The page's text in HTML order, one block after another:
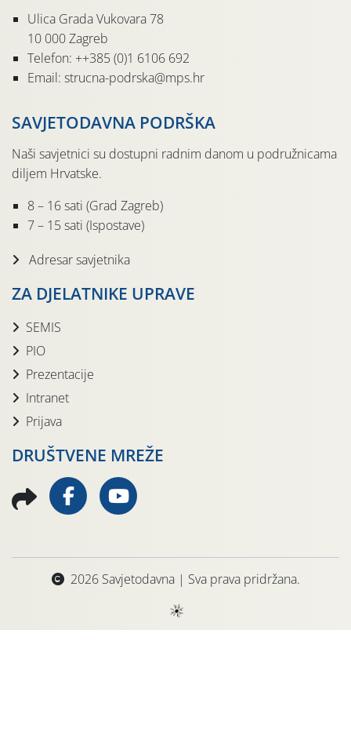
Ulica Grada Vukovara 78
10 000 Zagreb
Telefon: ++385 (0)1 6106 692
Email: strucna-podrska@mps.hr
SAVJETODAVNA PODRŠKA
Naši savjetnici su dostupni radnim danom u podružnicama
diljem Hrvatske.
8 – 16 sati (Grad Zagreb)
7 – 15 sati (Ispostave)
Adresar savjetnika
ZA DJELATNIKE UPRAVE
SEMIS
PIO
Prezentacije
Intranet
Prijava
DRUŠTVENE MREŽE
2026 Savjetodavna | Sva prava pridržana.